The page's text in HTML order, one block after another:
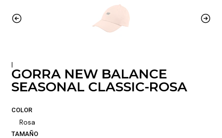
|
GORRA NEW BALANCE
SEASONAL CLASSIC-ROSA
COLOR
Rosa
TAMAÑO